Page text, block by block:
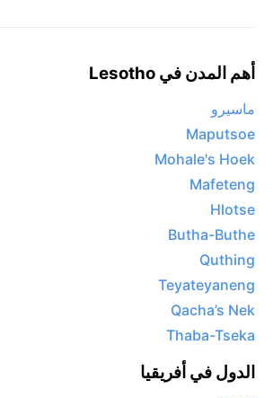
أهم المدن في Lesotho
ماسيرو
Maputsoe
Mohale's Hoek
Mafeteng
Hlotse
Butha-Buthe
Quthing
Teyateyaneng
Qacha’s Nek
Thaba-Tseka
الدول في أفريقيا